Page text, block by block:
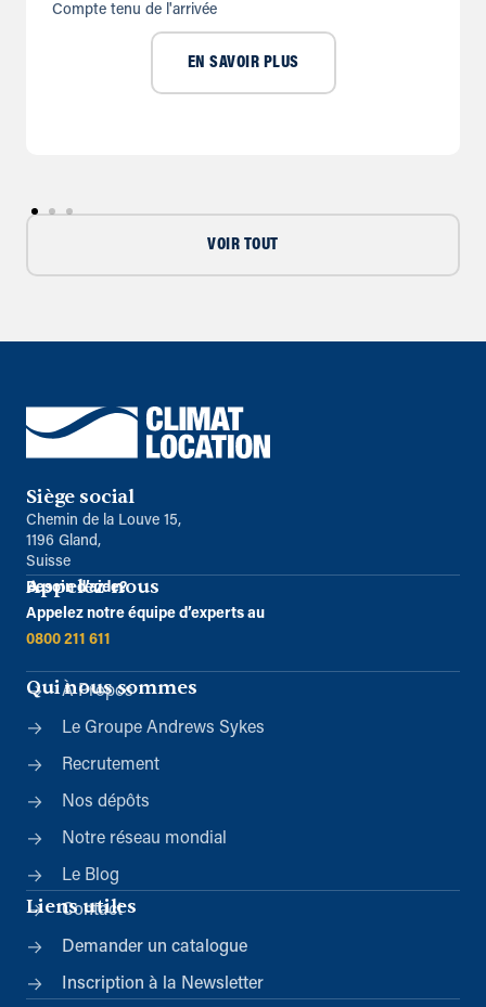
Compte tenu de l'arrivée
EN SAVOIR PLUS
VOIR TOUT
Siège social
Chemin de la Louve 15,
1196 Gland,
Suisse
Appelez-nous
Besoin d’aide?
Appelez notre équipe d’experts au
0800 211 611
Qui nous sommes
À Propos
Le Groupe Andrews Sykes
Recrutement
Nos dépôts
Notre réseau mondial
Le Blog
Liens utiles
Contact
Demander un catalogue
Inscription à la Newsletter